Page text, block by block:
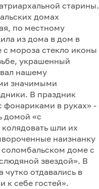
старины.
домах
по местному
из дома в дом в
с мороза стекло иконы
украшенный
нашему
значимыми
В праздник
в руках» -
домой «с
шли их
наизнанку
доме с
звездой». В
отдавались в
к себе гостей».